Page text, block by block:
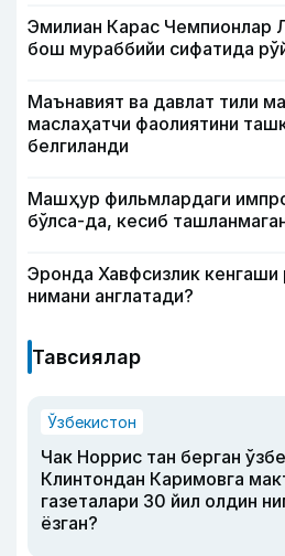
Эмилиан Карас Чемпионлар
бош мураббийи сифатида
Маънавият ва давлат тили
маслаҳатчи фаолиятини
белгиланди
Машҳур фильмлардаги
бўлса-да, кесиб
Эронда Хавфсизлик кенгаши
нимани англатади?
Тавсиялар
Ўзбекистон
Чак Норрис тан берган
Клинтондан Каримовга
газеталари 30 йил олдин
ёзган?